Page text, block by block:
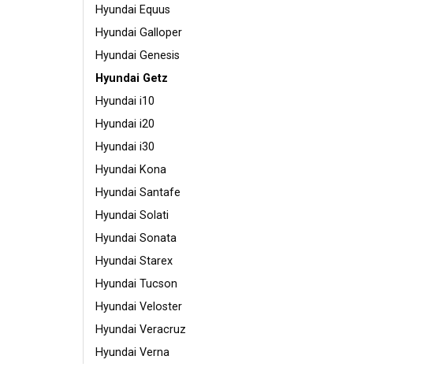
Hyundai Equus
Hyundai Galloper
Hyundai Genesis
Hyundai Getz
Hyundai i10
Hyundai i20
Hyundai i30
Hyundai Kona
Hyundai Santafe
Hyundai Solati
Hyundai Sonata
Hyundai Starex
Hyundai Tucson
Hyundai Veloster
Hyundai Veracruz
Hyundai Verna